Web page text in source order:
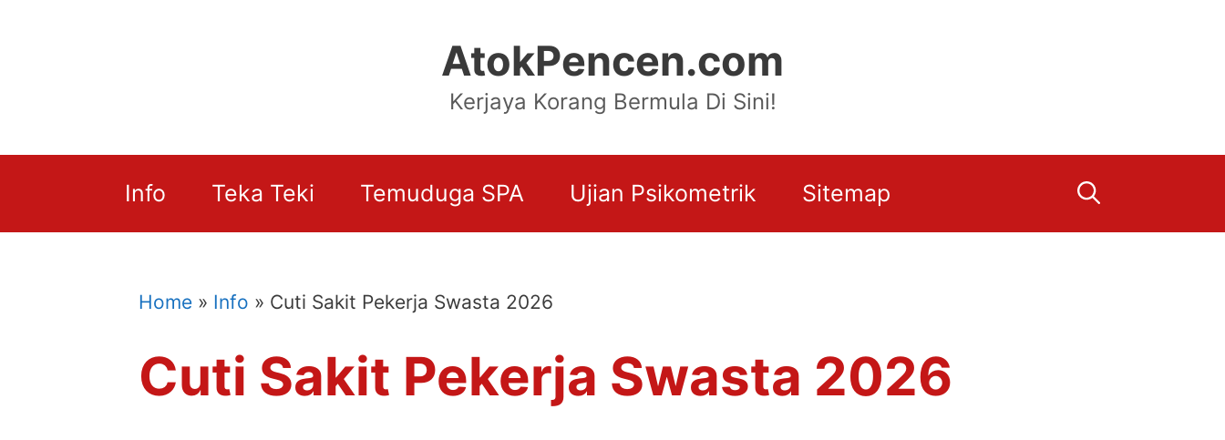
AtokPencen.com
Kerjaya Korang Bermula Di Sini!
Info Teka Teki Temuduga SPA Ujian Psikometrik Sitemap
Home » Info » Cuti Sakit Pekerja Swasta 2026
Cuti Sakit Pekerja Swasta 2026